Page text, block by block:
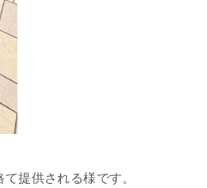
提供される様です。